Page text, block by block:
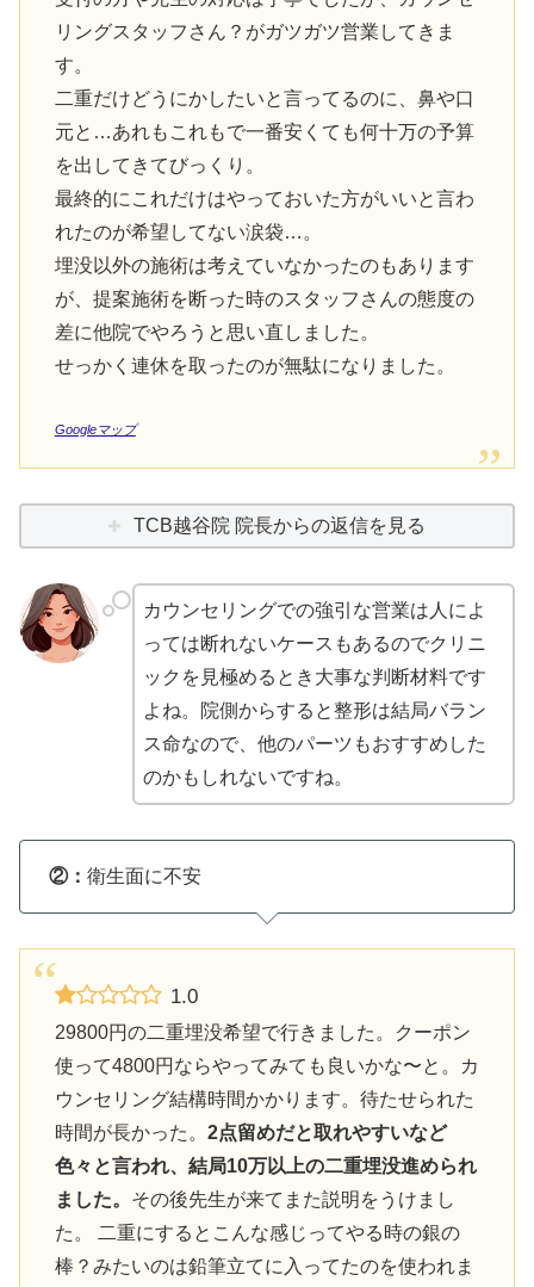
リングスタッフさん？がガツガツ営業してきま
す。
二重だけどうにかしたいと言ってるのに、鼻や口
元と…あれもこれもで一番安くても何十万の予算
を出してきてびっくり。
最終的にこれだけはやっておいた方がいいと言わ
れたのが希望してない涙袋…。
埋没以外の施術は考えていなかったのもあります
が、提案施術を断った時のスタッフさんの態度の
差に他院でやろうと思い直しました。
せっかく連休を取ったのが無駄になりました。
Googleマップ
TCB越谷院 院長からの返信を見る
カウンセリングでの強引な営業は人によ
っては断れないケースもあるのでクリニ
ックを見極めるとき大事な判断材料です
よね。院側からすると整形は結局バラン
ス命なので、他のパーツもおすすめした
のかもしれないですね。
②： 衛生面に不安
1.0
29800円の二重埋没希望で行きました。クーポン
使って4800円ならやってみても良いかな〜と。カ
ウンセリング結構時間かかります。待たせられた
時間が長かった。 2点留めだと取れやすいなど
色々と言われ、結局10万以上の二重埋没進められ
ました。 その後先生が来てまた説明をうけまし
た。 二重にするとこんな感じってやる時の銀の
棒？みたいのは鉛筆立てに入ってたのを使われま